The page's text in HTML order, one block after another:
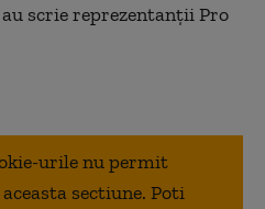
scrie reprezentanții Pro
urile nu permit
sectiune. Poti